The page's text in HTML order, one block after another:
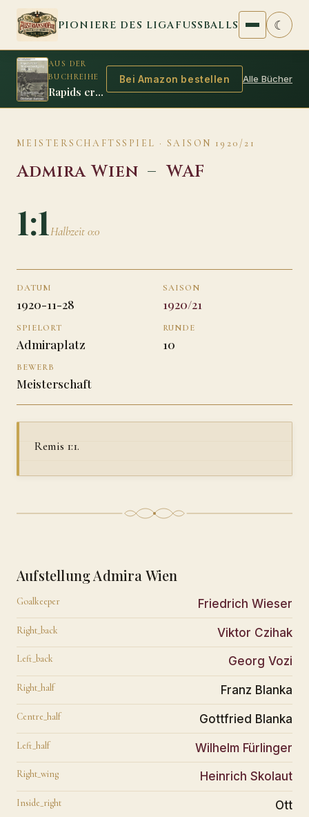
Zum Inhalt springen
PIONIERE DES LIGAFUSSBALLS ☾
AUS DER
BUCHREIHE
Rapids erste Titelverteidigung 1912/13
Bei Amazon bestellen Alle Bücher
MEISTERSCHAFTSSPIEL · SAISON 1920/21
Admira Wien –WAF
1:1Halbzeit 0:0
DATUM
1920-11-28
SAISON
1920/21
SPIELORT
Admiraplatz
RUNDE
10
BEWERB
Meisterschaft
Remis 1:1.
Aufstellung Admira Wien
Goalkeeper Friedrich Wieser
Right_back Viktor Czihak
Left_back Georg Vozi
Right_half Franz Blanka
Centre_half Gottfried Blanka
Left_half Wilhelm Fürlinger
Right_wing Heinrich Skolaut
Inside_right Ott